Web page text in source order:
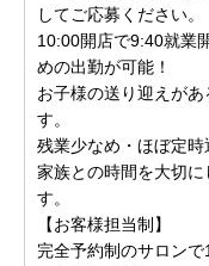
してご応募ください。
10:00開店で9:40就業
めの出勤が可能！
お子様の送り迎えが
す。
残業少なめ・ほぼ定時
家族との時間を大切
す。
【お客様担当制】
完全予約制のサロンで